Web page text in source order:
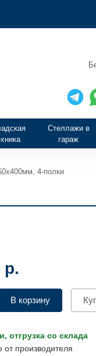
Стеллажи в
гараж
4-полки
р.
В корзину
отгрузка со склада
производителя